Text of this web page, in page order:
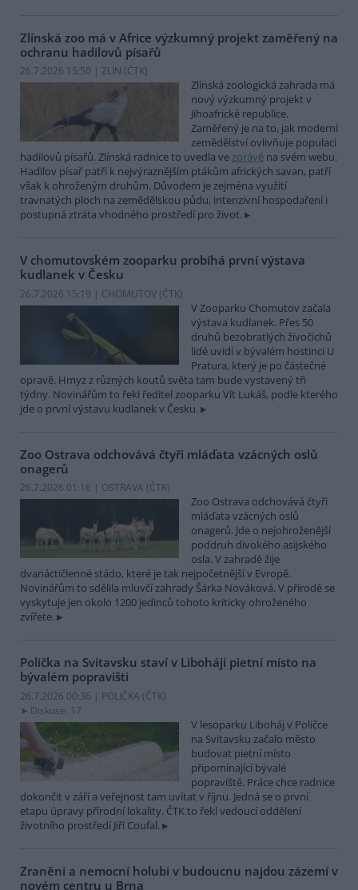
Zlínská zoo má v Africe výzkumný projekt zaměřený na
ochranu hadilovů písařů
26.7.2026 15:50 | ZLÍN (ČTK)
Zlínská zoologická zahrada má
nový výzkumný projekt v
Jihoafrické republice.
Zaměřený je na to, jak moderní
zemědělství ovlivňuje populaci
hadilovů písařů. Zlínská radnice to uvedla vezprávě na svém webu.
Hadilov písař patří k nejvýraznějším ptákům afrických savan, patří
však k ohroženým druhům. Důvodem je zejména využití
travnatých ploch na zemědělskou půdu, intenzivní hospodaření i
postupná ztráta vhodného prostředí pro život.
V chomutovském zooparku probíhá první výstava
kudlanek v Česku
26.7.2026 15:19 | CHOMUTOV (ČTK)
V Zooparku Chomutov začala
výstava kudlanek. Přes 50
druhů bezobratlých živočichů
lidé uvidí v bývalém hostinci U
Pratura, který je po částečné
opravě. Hmyz z různých koutů světa tam bude vystavený tři
týdny. Novinářům to řekl ředitel zooparku Vít Lukáš, podle kterého
jde o první výstavu kudlanek v Česku.
Zoo Ostrava odchovává čtyři mláďata vzácných oslů
onagerů
26.7.2026 01:16 | OSTRAVA (ČTK)
Zoo Ostrava odchovává čtyři
mláďata vzácných oslů
onagerů. Jde o nejohroženější
poddruh divokého asijského
osla. V zahradě žije
dvanáctičlenné stádo, které je tak nejpočetnější v Evropě.
Novinářům to sdělila mluvčí zahrady Šárka Nováková. V přírodě se
vyskytuje jen okolo 1200 jedinců tohoto kriticky ohroženého
zvířete.
Polička na Svitavsku staví v Liboháji pietní místo na
bývalém popravišti
26.7.2026 00:36 | POLIČKA (ČTK)
Diskuse: 17
V lesoparku Liboháj v Poličce
na Svitavsku začalo město
budovat pietní místo
připomínající bývalé
popraviště. Práce chce radnice
dokončit v září a veřejnost tam uvítat v říjnu. Jedná se o první
etapu úpravy přírodní lokality. ČTK to řekl vedoucí oddělení
životního prostředí Jiří Coufal.
Zranění a nemocní holubi v budoucnu najdou zázemí v
novém centru u Brna